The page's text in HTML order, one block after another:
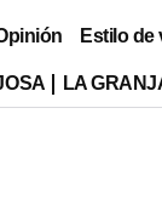
Estilo de
LA